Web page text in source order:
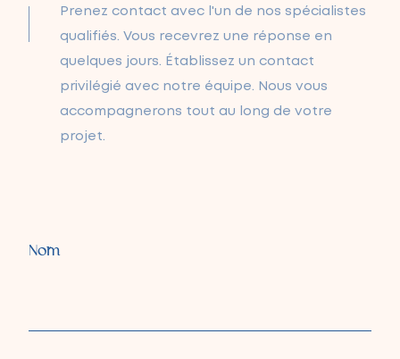
Prenez contact avec l'un de nos spécialistes
qualifiés. Vous recevrez une réponse en
quelques jours. Établissez un contact
privilégié avec notre équipe. Nous vous
accompagnerons tout au long de votre
projet.
Contactez-
nous
Nom